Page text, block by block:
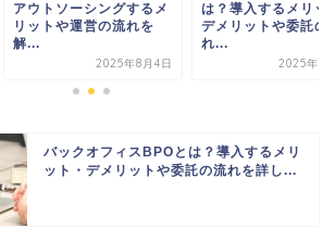
アウトソーシングするメ
リットや運営の流れを
解...
2025年8月4日
は？導入するメリッ
デメリットや委託の
れ...
2025年9
バックオフィスBPOとは？導入するメリ
ット・デメリットや委託の流れを詳し...